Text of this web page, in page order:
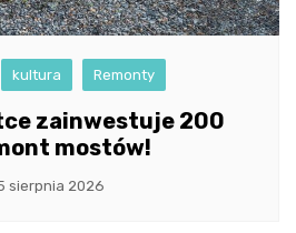
kultura Remonty
zainwestuje 200
mostów!
sierpnia 2026